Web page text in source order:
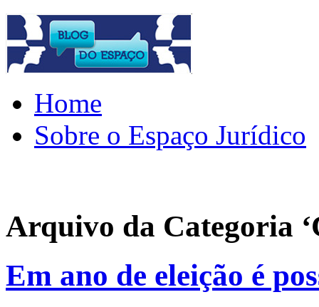
Home
Sobre o Espaço Jurídico
Arquivo da Categoria
Em ano de eleição é